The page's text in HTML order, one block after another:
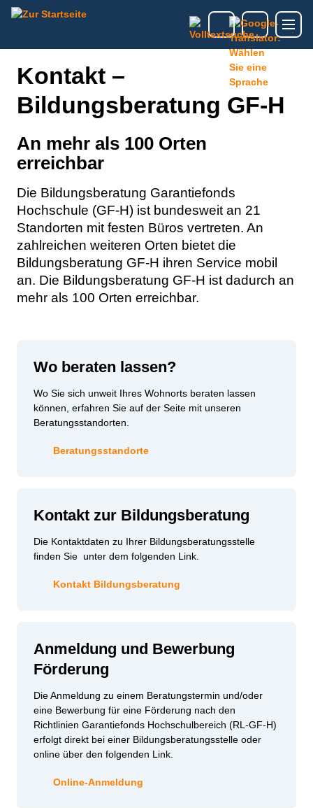
Kontakt –
Bildungsberatung GF-H
An mehr als 100 Orten
erreichbar
Die Bildungsberatung Garantiefonds
Hochschule (GF-H) ist bundesweit an 21
Standorten mit festen Büros vertreten. An
zahlreichen weiteren Orten bietet die
Bildungsberatung GF-H ihren Service mobil
an. Die Bildungsberatung GF-H ist dadurch an
mehr als 100 Orten erreichbar.
Wo beraten lassen?
Wo Sie sich unweit Ihres Wohnorts beraten lassen
können, erfahren Sie auf der Seite mit unseren
Beratungsstandorten.
Beratungsstandorte
Kontakt zur Bildungsberatung
Die Kontaktdaten zu Ihrer Bildungsberatungsstelle
finden Sie unter dem folgenden Link.
Kontakt Bildungsberatung
Anmeldung und Bewerbung
Förderung
Die Anmeldung zu einem Beratungstermin und/oder
eine Bewerbung für eine Förderung nach den
Richtlinien Garantiefonds Hochschulbereich (RL-GF-H)
erfolgt direkt bei einer Bildungsberatungsstelle oder
online über den folgenden Link.
Online-Anmeldung